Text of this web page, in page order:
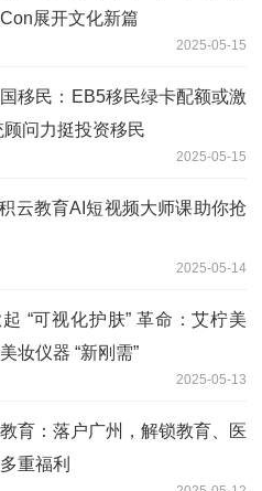
展开文化新篇
2025-05-15
移民：EB5移民绿卡配额或激
问力挺投资移民
2025-05-15
云教育AI短视频大师课助你抢
2025-05-14
“可视化护肤” 革命：艾柠美
妆仪器 “新刚需”
2025-05-13
育：落户广州，解锁教育、医
重福利